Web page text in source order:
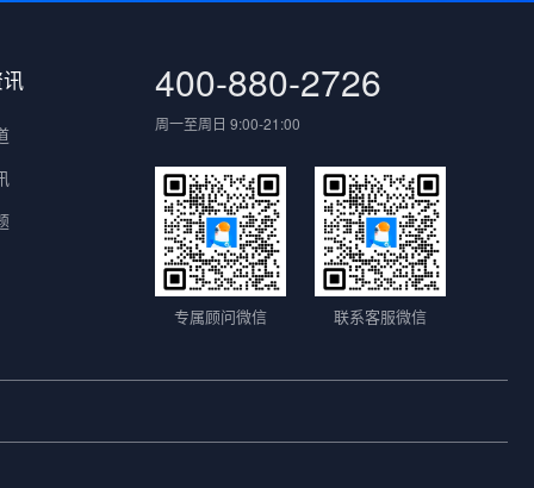
400-880-2726
周一至周日 9:00-21:00
专属顾问微信 联系客服微信